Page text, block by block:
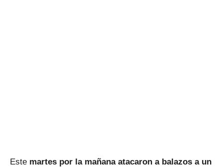
Este martes por la mañana atacaron a balazos a un